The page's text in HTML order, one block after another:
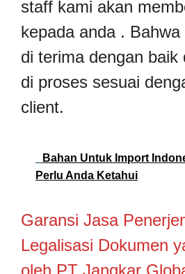
staff kami akan
kepada anda .
di terima dengan baik
di proses sesuai
client.
Bahan Untuk Import
Perlu Anda Ketahui
Garansi Jasa
Legalisasi Dokumen